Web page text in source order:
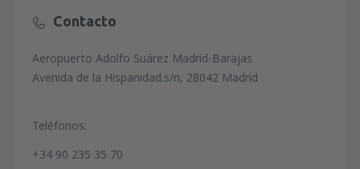
Contacto
Aeropuerto Adolfo Suárez Madrid-Barajas
Avenida de la Hispanidad.s/n, 28042 Madrid
Teléfonos:
+34 90 235 35 70